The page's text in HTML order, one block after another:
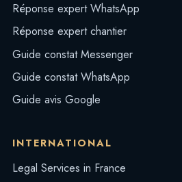
Réponse expert WhatsApp
Réponse expert chantier
Guide constat Messenger
Guide constat WhatsApp
Guide avis Google
INTERNATIONAL
Legal Services in France